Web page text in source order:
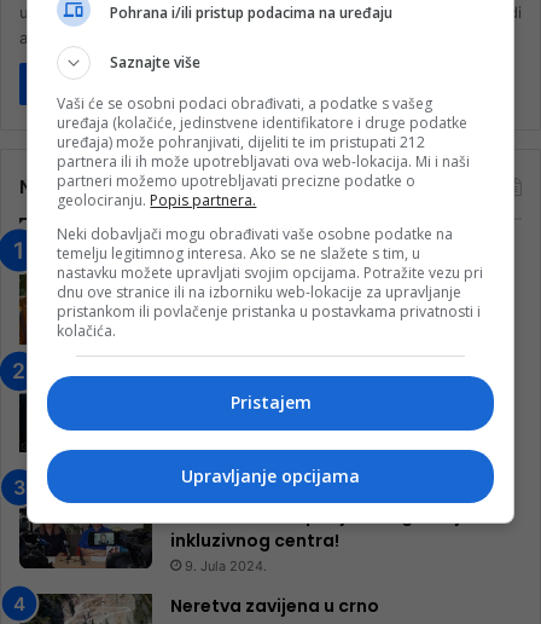
usvojio je danas Rezoluciju o osudi svih oblika neofašizma i potvrdi
antifašističkog naslijeđa…
Pročitaj više
Najčitanije
“Obrazovanje gradi BiH-Jovan Divjak“
– Konjic je u posljednje 22 godine imao
25 ​​stipendista
Nogometaši Igmana iznenadili
Konjičanke cvijećem i besplatnim
7. Marta 2025.
Jablanica: “Budi mi prijatelj” –
inkluzivnog centra!
9. Jula 2024.
Neretva zavijena u crno
Pohrana i/ili pristup podacima na uređaju
Saznajte više
Vaši će se osobni podaci obrađivati, a podatke s vašeg
uređaja (kolačiće, jedinstvene identifikatore i druge podatke
uređaja) može pohranjivati, dijeliti te im pristupati 212
partnera ili ih može upotrebljavati ova web-lokacija. Mi i naši
partneri možemo upotrebljavati precizne podatke o
geolociranju. Popis partnera.
Neki dobavljači mogu obrađivati vaše osobne podatke na
temelju legitimnog interesa. Ako se ne slažete s tim, u
nastavku možete upravljati svojim opcijama. Potražite vezu pri
dnu ove stranice ili na izborniku web-lokacije za upravljanje
pristankom ili povlačenje pristanka u postavkama privatnosti i
kolačića.
Pristajem
Upravljanje opcijama